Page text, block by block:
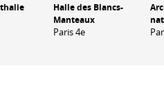
Halle des Blancs-
Manteaux
Paris 4e